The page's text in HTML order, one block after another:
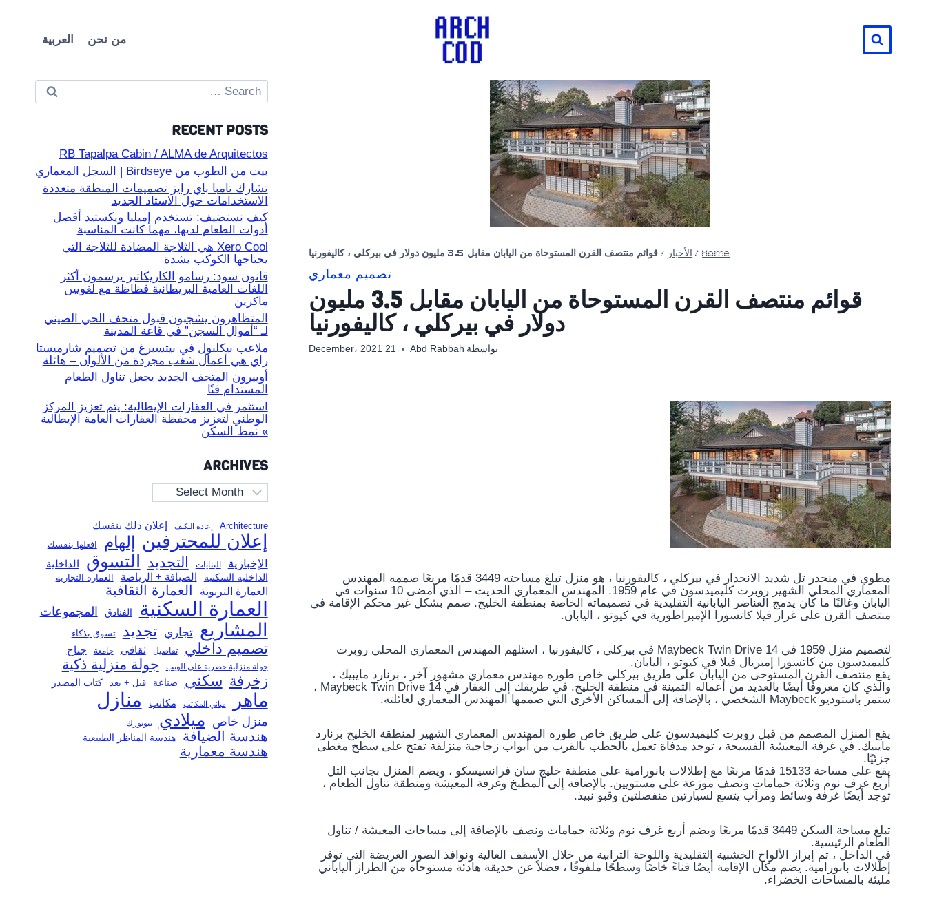
المحتوى
من نحن العربية
Home
/ الأخبار / قوائم منتصف القرن المستوحاة من اليابان مقابل 3.5 مليون دولار في بيركلي ، كاليفورنيا
تصميم معماري
قوائم منتصف القرن المستوحاة من اليابان مقابل 3.5 مليون
دولار في بيركلي ، كاليفورنيا
بواسطة Abd Rabbah 21 December، 2021
مطوي في منحدر تل شديد الانحدار في بيركلي ، كاليفورنيا ، هو منزل تبلغ مساحته 3449 قدمًا مربعًا صممه المهندس
المعماري المحلي الشهير روبرت كليميدسون في عام 1959. المهندس المعماري الحديث – الذي أمضى 10 سنوات في
اليابان وغالبًا ما كان يدمج العناصر اليابانية التقليدية في تصميماته الخاصة بمنطقة الخليج. صمم بشكل غير محكم الإقامة في
منتصف القرن على غرار فيلا كاتسورا الإمبراطورية في كيوتو ، اليابان.
لتصميم منزل 1959 في 14 Maybeck Twin Drive في بيركلي ، كاليفورنيا ، استلهم المهندس المعماري المحلي روبرت
كليميدسون من كاتسورا إمبريال فيلا في كيوتو ، اليابان.
يقع منتصف القرن المستوحى من اليابان على طريق بيركلي خاص طوره مهندس معماري مشهور آخر ، برنارد مايبيك ،
والذي كان معروفًا أيضًا بالعديد من أعماله الثمينة في منطقة الخليج. في طريقك إلى العقار في 14 Maybeck Twin Drive ،
ستمر باستوديو Maybeck الشخصي ، بالإضافة إلى المساكن الأخرى التي صممها المهندس المعماري لعائلته.
يقع المنزل المصمم من قبل روبرت كليميدسون على طريق خاص طوره المهندس المعماري الشهير لمنطقة الخليج برنارد
مايبيك. في غرفة المعيشة الفسيحة ، توجد مدفأة تعمل بالحطب بالقرب من أبواب زجاجية منزلقة تفتح على سطح مغطى
جزئيًا.
يقع على مساحة 15133 قدمًا مربعًا مع إطلالات بانورامية على منطقة خليج سان فرانسيسكو ، ويضم المنزل بجانب التل
أربع غرف نوم وثلاثة حمامات ونصف موزعة على مستويين. بالإضافة إلى المطبخ وغرفة المعيشة ومنطقة تناول الطعام ،
توجد أيضًا غرفة وسائط ومرآب يتسع لسيارتين منفصلتين وقبو نبيذ.
تبلغ مساحة السكن 3449 قدمًا مربعًا ويضم أربع غرف نوم وثلاثة حمامات ونصف بالإضافة إلى مساحات المعيشة / تناول
الطعام الرئيسية.
في الداخل ، تم إبراز الألواح الخشبية التقليدية واللوحة الترابية من خلال الأسقف العالية ونوافذ الصور العريضة التي توفر
إطلالات بانورامية. يضم مكان الإقامة أيضًا فناءً خاصًا وسطحًا ملفوفًا ، فضلاً عن حديقة هادئة مستوحاة من الطراز الياباني
مليئة بالمساحات الخضراء.
Search
for:
RECENT POSTS
RB Tapalpa Cabin / ALMA de Arquitectos
بيت من الطوب من Birdseye | السجل المعماري
تشارك تامبا باي رايز تصميمات المنطقة متعددة
الاستخدامات حول الاستاد الجديد
كيف نستضيف: تستخدم إميليا ويكستيد أفضل
أدوات الطعام لديها، مهما كانت المناسبة
Xero Cool هي الثلاجة المضادة للثلاجة التي
يحتاجها الكوكب بشدة
قانون سود: رسامو الكاريكاتير يرسمون أكثر
اللغات العامية البريطانية فظاظة مع لغويين
ماكرين
المتظاهرون يشجبون قبول متحف الحي الصيني
لـ “أموال السجن” في قاعة المدينة
ملاعب بيكلبول في بيتسبرغ من تصميم شارميستا
راي هي أعمال شغب مجردة من الألوان – هائلة
أوبيرون المتحف الجديد يجعل تناول الطعام
المستدام فنًا
استثمر في العقارات الإيطالية: يتم تعزيز المركز
الوطني لتعزيز محفظة العقارات العامة الإيطالية
» نمط السكن
ARCHIVES
Archives
Architecture إعادة التكيف إعلان ذلك بنفسك
إعلان للمحترفين إلهام افعلها بنفسك
الإخبارية البنايات التجديد التسوق الداخلية
الداخلية السكنية الضيافة + الرياضة العمارة التجارية
العمارة التربوية العمارة الثقافية
العمارة السكنية الفنادق المجموعات
المشاريع تجاري تجديد تسوق بذكاء
تصميم داخلي تفاصيل ثقافي جامعة جناح
جولة منزلية حصرية على الويب
جولة منزلية ذكية
زخرفة سكني صناعة قبل + بعد كتاب المصدر
ماهر مباني المكاتب مكاتب منازل
منزل خاص ميلادي نيويورك
هندسة الضيافة هندسة المناظر الطبيعية
هندسة معمارية